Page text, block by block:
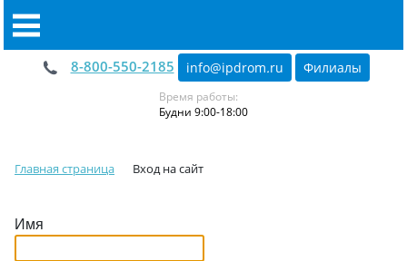
8-800-550-2185 info@ipdrom.ru Филиалы
Время работы:
Будни 9:00-18:00
Главная страница Вход на сайт
Имя